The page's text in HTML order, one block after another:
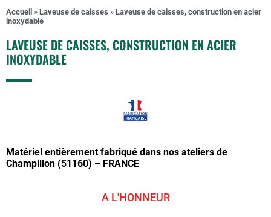
Accueil » Laveuse de caisses » Laveuse de caisses, construction en acier
inoxydable
LAVEUSE DE CAISSES, CONSTRUCTION EN ACIER
INOXYDABLE
Matériel entièrement fabriqué dans nos ateliers de
Champillon (51160) – FRANCE
A L'HONNEUR